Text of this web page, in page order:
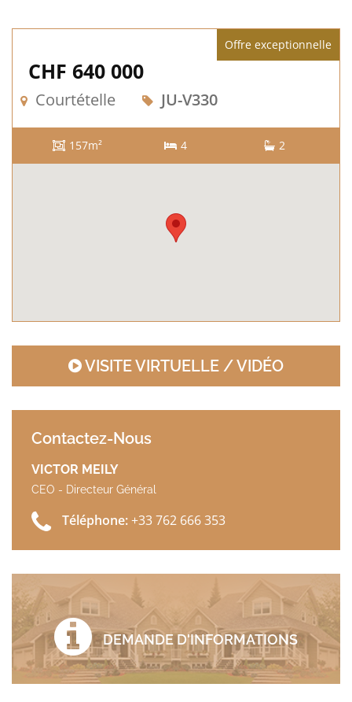
CHF 640 000
Offre exceptionnelle
Courtételle JU-V330
157m² 4 2
VISITE VIRTUELLE / VIDÉO
Contactez-Nous
VICTOR MEILY
CEO - Directeur Général
Téléphone:+33 762 666 353
DEMANDE D'INFORMATIONS